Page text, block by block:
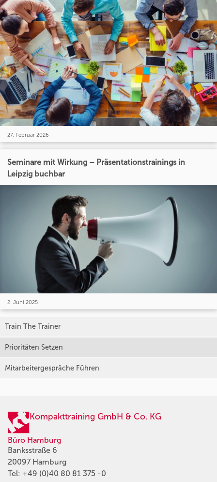
27. Februar 2026
Seminare mit Wirkung – Präsentationstrainings in
Leipzig buchbar
2. Juni 2025
Train The Trainer
Prioritäten Setzen
Mitarbeitergespräche Führen
Kompakttraining GmbH & Co. KG
Büro Hamburg
Banksstraße 6
20097 Hamburg
Tel: +49 (0)40 80 81 375 -0